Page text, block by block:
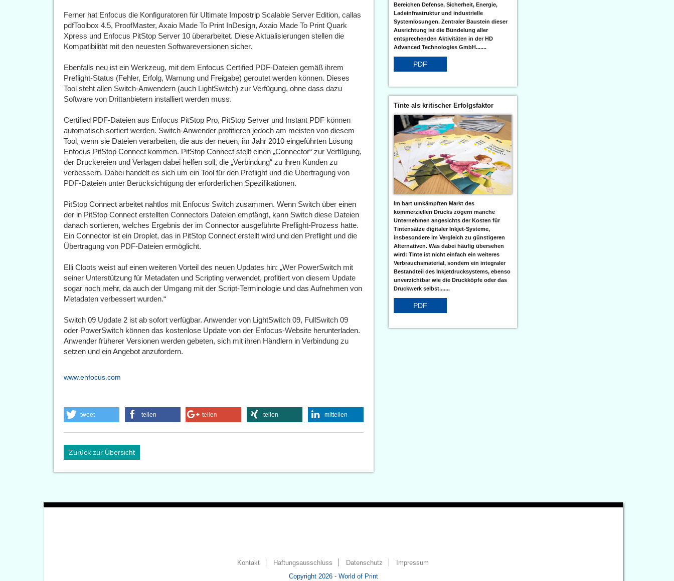
Ferner hat Enfocus die Konfiguratoren für Ultimate Impostrip Scalable Server Edition, callas
pdfToolbox 4.5, ProofMaster, Axaio Made To Print InDesign, Axaio Made To Print Quark
Xpress und Enfocus PitStop Server 10 überarbeitet. Diese Aktualisierungen stellen die
Kompatibilität mit den neuesten Softwareversionen sicher.
Ebenfalls neu ist ein Werkzeug, mit dem Enfocus Certified PDF-Dateien gemäß ihrem
Preflight-Status (Fehler, Erfolg, Warnung und Freigabe) geroutet werden können. Dieses
Tool steht allen Switch-Anwendern (auch LightSwitch) zur Verfügung, ohne dass dazu
Software von Drittanbietern installiert werden muss.
Certified PDF-Dateien aus Enfocus PitStop Pro, PitStop Server und Instant PDF können
automatisch sortiert werden. Switch-Anwender profitieren jedoch am meisten von diesem
Tool, wenn sie Dateien verarbeiten, die aus der neuen, im Jahr 2010 eingeführten Lösung
Enfocus PitStop Connect kommen. PitStop Connect stellt einen „Connector“ zur Verfügung,
der Druckereien und Verlagen dabei helfen soll, die „Verbindung“ zu ihren Kunden zu
verbessern. Dabei handelt es sich um ein Tool für den Preflight und die Übertragung von
PDF-Dateien unter Berücksichtigung der erforderlichen Spezifikationen.
PitStop Connect arbeitet nahtlos mit Enfocus Switch zusammen. Wenn Switch über einen
der in PitStop Connect erstellten Connectors Dateien empfängt, kann Switch diese Dateien
danach sortieren, welches Ergebnis der im Connector ausgeführte Preflight-Prozess hatte.
Ein Connector ist ein Droplet, das in PitStop Connect erstellt wird und den Preflight und die
Übertragung von PDF-Dateien ermöglicht.
Elli Cloots weist auf einen weiteren Vorteil des neuen Updates hin: „Wer PowerSwitch mit
seiner Unterstützung für Metadaten und Scripting verwendet, profitiert von diesem Update
sogar noch mehr, da auch der Umgang mit der Script-Terminologie und das Aufnehmen von
Metadaten verbessert wurden.“
Switch 09 Update 2 ist ab sofort verfügbar. Anwender von LightSwitch 09, FullSwitch 09
oder PowerSwitch können das kostenlose Update von der Enfocus-Website herunterladen.
Anwender früherer Versionen werden gebeten, sich mit ihren Händlern in Verbindung zu
setzen und ein Angebot anzufordern.
www.enfocus.com
tweet teilen teilen teilen mitteilen
Zurück zur Übersicht
Bereichen Defense, Sicherheit, Energie,
Ladeinfrastruktur und industrielle
Systemlösungen. Zentraler Baustein dieser
Ausrichtung ist die Bündelung aller
entsprechenden Aktivitäten in der HD
Advanced Technologies GmbH.......
PDF
Tinte als kritischer Erfolgsfaktor
Im hart umkämpften Markt des
kommerziellen Drucks zögern manche
Unternehmen angesichts der Kosten für
Tintensätze digitaler Inkjet-Systeme,
insbesondere im Vergleich zu günstigeren
Alternativen. Was dabei häufig übersehen
wird: Tinte ist nicht einfach ein weiteres
Verbrauchsmaterial, sondern ein integraler
Bestandteil des Inkjetdrucksystems, ebenso
unverzichtbar wie die Druckköpfe oder das
Druckwerk selbst.......
PDF
Kontakt Haftungsausschluss Datenschutz
Impressum
Copyright 2026 - World of Print